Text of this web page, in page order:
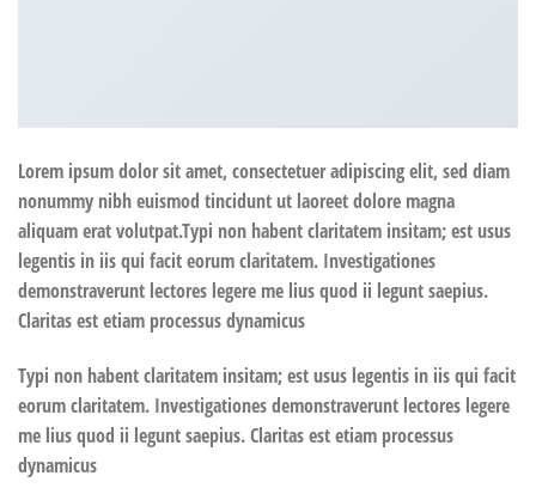
Lorem ipsum dolor sit amet, consectetuer adipiscing elit, sed diam
nonummy nibh euismod tincidunt ut laoreet dolore magna
aliquam erat volutpat.Typi non habent claritatem insitam; est usus
legentis in iis qui facit eorum claritatem. Investigationes
demonstraverunt lectores legere me lius quod ii legunt saepius.
Claritas est etiam processus dynamicus
Typi non habent claritatem insitam; est usus legentis in iis qui facit
eorum claritatem. Investigationes demonstraverunt lectores legere
me lius quod ii legunt saepius. Claritas est etiam processus
dynamicus